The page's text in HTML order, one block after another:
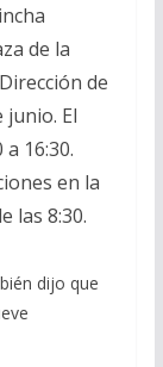
de la
de
junio. El
16:30.
en la
las 8:30.
dijo que